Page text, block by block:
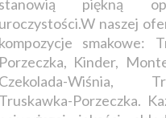
stanowią piękną
uroczystości.W naszej
kompozycje smakowe:
Porzeczka, Kinder,
Czekolada-Wiśnia,
Truskawka-Porzeczka.